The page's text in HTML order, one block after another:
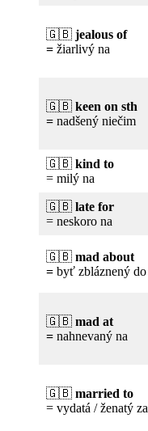
🇬🇧 jealous of
= žiarlivý na
🇬🇧 keen on sth
= nadšený niečim
🇬🇧 kind to
= milý na
🇬🇧 late for
= neskoro na
🇬🇧 mad about
= byť zbláznený do
🇬🇧 mad at
= nahnevaný na
🇬🇧 married to
= vydatá / ženatý za